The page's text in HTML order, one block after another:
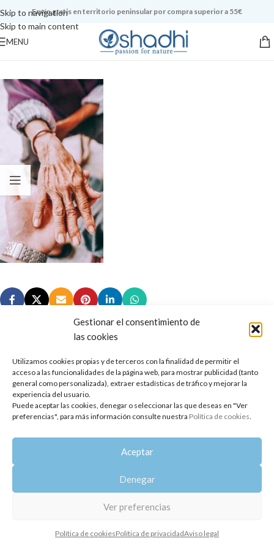
Gestionar el consentimiento de
las cookies
Utilizamos cookies propias y de terceros con la finalidad de permitir el
acceso a las funcionalidades de la página web, para mostrar publicidad (tanto
general como personalizada), extraer estadísticas de tráfico y mejorar la
experiencia del usuario.
Puede aceptar las cookies, denegar o seleccionar las que deseas en "Ver
preferencias", para más información consulte nuestra Política de cookies.
Aceptar
Denegar
Ver preferencias
Política de cookiesPolítica de privacidadAviso legal
Skip to navigation
Skip to main content
Envío gratis en territorio peninsular por compra superior a 55€
MENU
Copyright 2014-2025 Oshadhi España
Todos los derechos reservados.
Política de privacidad | Aviso legal | Política de cookies